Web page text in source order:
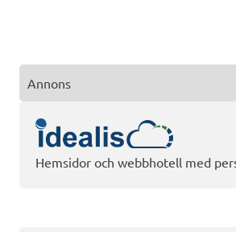
Annons
Hemsidor och webbhotell med